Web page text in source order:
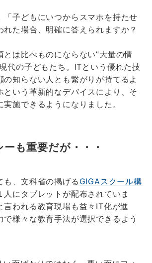
「子どもにいつからスマホを持たせ
れた場合、明確に答えられますか？
とは比べものにならない”大量の情
代の子どもたち。ITという優れた技
の知らない人とも繋がりが持てるよ
という革新的なデバイスにより、そ
施できるようになりました。
も重要だが・・・
も、文科省の掲げる GIGAスクール構
人にタブレットが配布されていま
言われる教育現場も益々IT化が進
で様々な教育手法が選択できるよう